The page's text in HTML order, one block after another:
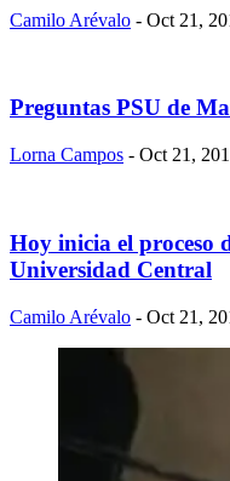
Camilo Arévalo - Oct 21,
Preguntas PSU de
Lorna Campos - Oct 21,
Hoy inicia el proceso
Universidad Central
Camilo Arévalo - Oct 21,